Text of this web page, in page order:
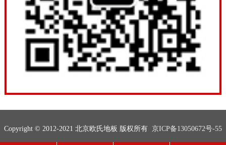
Copyright © 2012-2021 北京欧氏地板 版权所有 京ICP备13050672号-55